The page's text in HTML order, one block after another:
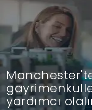
yardımcı